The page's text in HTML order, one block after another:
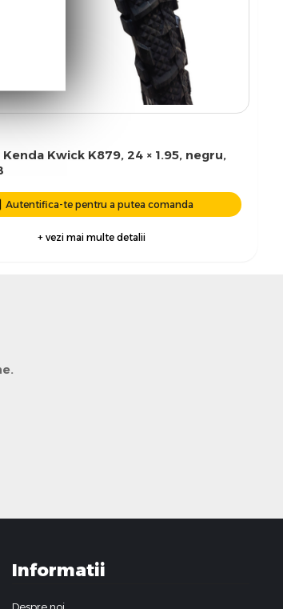
Kwick K879, 24 × 1.95, negru,
Autentifica-te pentru a putea comanda
+ vezi mai multe detalii
Informatii